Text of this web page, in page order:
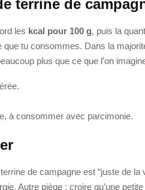
terrine de
les kcal pour 100 g, puis la
que tu consommes. Dans la
plus que ce que l’on
à consommer avec parcimonie.
de campagne est “juste de la
Autre piège : croire qu’une